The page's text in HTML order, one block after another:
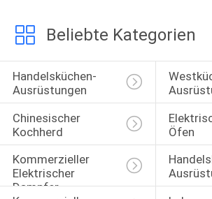
Beliebte Kategorien
Handelsküchen-
Ausrüstungen
Chinesischer
Kochherd
Öfen
Kommerzieller
Elektrischer
Dampfer